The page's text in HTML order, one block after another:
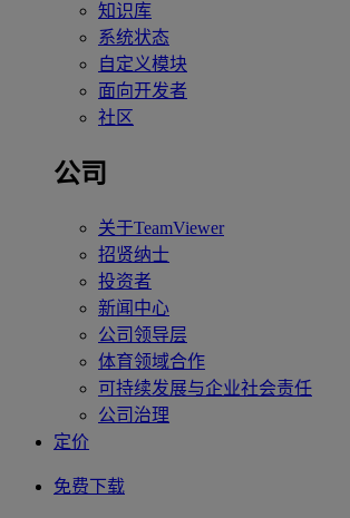
知识库
系统状态
自定义模块
面向开发者
社区
公司
关于TeamViewer
招贤纳士
投资者
新闻中心
公司领导层
体育领域合作
可持续发展与企业社会责任
公司治理
定价
免费下载